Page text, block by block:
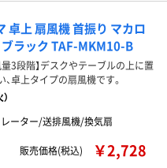
卓上 扇風機 首振り マカロ
ブラック TAF-MKM10-B
量3段階】デスクやテーブルの上に置
卓上タイプの扇風機です。
ーター/送排風機/換気扇
販売価格(税込) ￥2,728